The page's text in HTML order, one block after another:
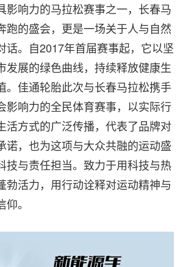
影响力的马拉松赛事之一，长春马
跑的盛会，更是一场关于人与自然
话。自2017年首届赛事起，它以坚
发展的绿色曲线，持续释放健康生
。佳通轮胎此次与长春马拉松携手
影响力的全民体育赛事，以实际行
活方式的广泛传播，代表了品牌对
诺，也为这项与大众共融的运动盛
技与责任担当。致力于用科技与热
勃活力，用行动诠释对运动精神与
。